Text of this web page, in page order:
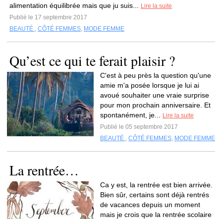
alimentation équilibrée mais que ju suis...
Lire la suite
Publié le 17 septembre 2017
BEAUTÉ , CÔTÉ FEMMES, MODE FEMME
Qu’est ce qui te ferait plaisir ?
C'est à peu près la question qu'une
amie m'a posée lorsque je lui ai
avoué souhaiter une vraie surprise
pour mon prochain anniversaire. Et
spontanément, je...
Lire la suite
Publié le 05 septembre 2017
BEAUTÉ , CÔTÉ FEMMES, MODE FEMME
La rentrée…
Ca y est, la rentrée est bien arrivée.
Bien sûr, certains sont déjà rentrés
de vacances depuis un moment
mais je crois que la rentrée scolaire